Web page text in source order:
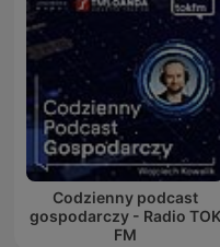
Codzienny podcast
gospodarczy - Radio TOK
FM